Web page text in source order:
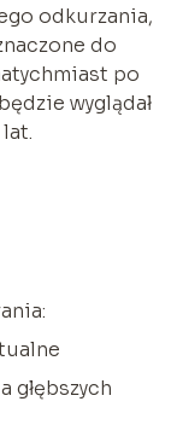
odkurzania,
do
po
wyglądał
głębszych